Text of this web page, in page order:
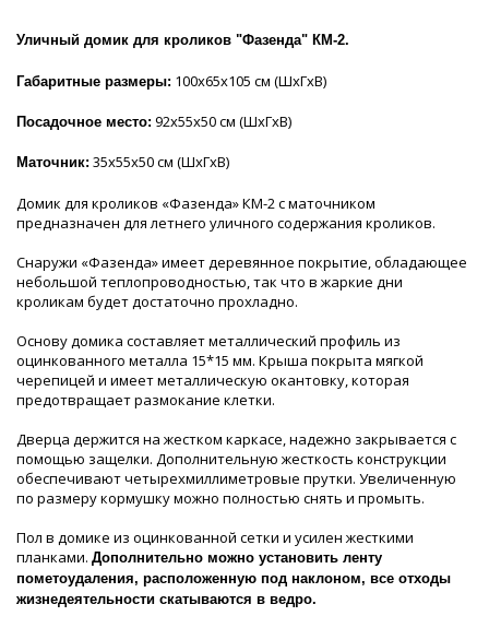
Уличный домик для кроликов "Фазенда" КМ-2.
Габаритные размеры: 100х65х105 см (ШхГхВ)
Посадочное место: 92х55х50 см (ШхГхВ)
Маточник: 35х55х50 см (ШхГхВ)
Домик для кроликов «Фазенда» КМ-2 с маточником
предназначен для летнего уличного содержания кроликов.
Снаружи «Фазенда» имеет деревянное покрытие, обладающее
небольшой теплопроводностью, так что в жаркие дни
кроликам будет достаточно прохладно.
Основу домика составляет металлический профиль из
оцинкованного металла 15*15 мм. Крыша покрыта мягкой
черепицей и имеет металлическую окантовку, которая
предотвращает размокание клетки.
Дверца держится на жестком каркасе, надежно закрывается с
помощью защелки. Дополнительную жесткость конструкции
обеспечивают четырехмиллиметровые прутки. Увеличенную
по размеру кормушку можно полностью снять и промыть.
Пол в домике из оцинкованной сетки и усилен жесткими
планками. Дополнительно можно установить ленту
пометоудаления, расположенную под наклоном, все отходы
жизнедеятельности скатываются в ведро.